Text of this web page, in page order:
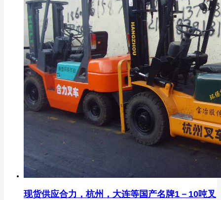
现货供应合力，杭州，大连等国产名牌1－10吨叉